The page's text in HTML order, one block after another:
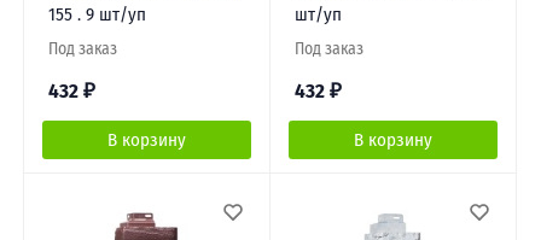
155 . 9 шт/уп
Под заказ
432 ₽
В корзину
шт/уп
Под заказ
432 ₽
В корзину